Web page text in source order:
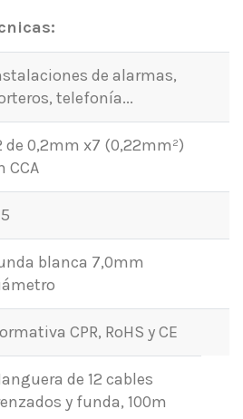
de alarmas,
telefonía...
de 0,2mm x7 (0,22mm²)
CCA
blanca 7,0mm
CPR, RoHS y CE
de 12 cables
y funda, 100m